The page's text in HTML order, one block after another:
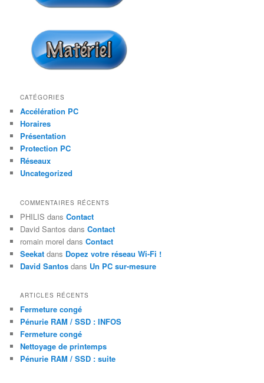
CATÉGORIES
Accélération PC
Horaires
Présentation
Protection PC
Réseaux
Uncategorized
COMMENTAIRES RÉCENTS
PHILIS dansContact
David Santos dansContact
romain morel dansContact
Seekat dans Dopez votre réseau Wi-Fi !
David Santos dans Un PC sur-mesure
ARTICLES RÉCENTS
Fermeture congé
Pénurie RAM / SSD : INFOS
Fermeture congé
Nettoyage de printemps
Pénurie RAM / SSD : suite